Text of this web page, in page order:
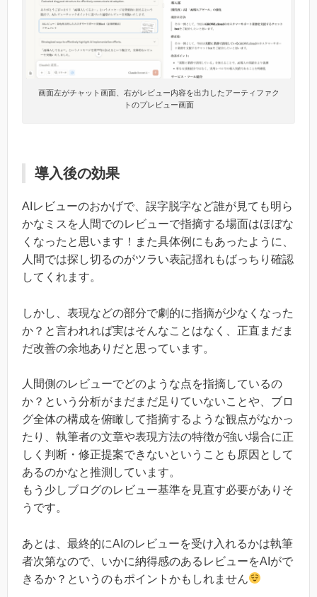
画面左がチャット画面、右がレビュー内容を出力したアーティファク
トのプレビュー画面
導入後の効果
AIレビューのおかげで、誤字脱字など誰が見ても明ら
かなミスを人間でのレビューで指摘する場面はほぼな
くなったと思います！また具体例にもあったように、
人間では探し切るのがツラい表記揺れもばっちり確認
してくれます。
しかし、表現などの部分で劇的に指摘が少なくなった
か？と言われれば実はそんなことはなく、正直まだま
だ改善の余地ありだと思っています。
人間側のレビューでどのような点を指摘しているの
か？という分析がまだまだ足りていないことや、ブロ
グ全体の構成を俯瞰して指摘するような観点がなかっ
たり、執筆者の文章や表現方法の特徴が強い場合に正
しく判断・修正提案できないということも原因として
あるのかなと推測しています。
もう少しブログのレビュー基準を見直す必要がありそ
うです。
あとは、最終的にAIのレビューを受け入れるかは執筆
者次第なので、いかに納得感のあるレビューをAIがで
きるか？というのもポイントかもしれません